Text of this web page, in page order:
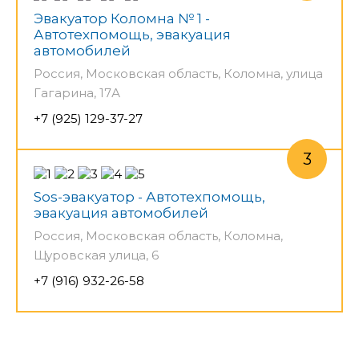
Эвакуатор Коломна № 1 -
Автотехпомощь, эвакуация
автомобилей
Россия, Московская область, Коломна, улица
Гагарина, 17А
+7 (925) 129-37-27
Sos-эвакуатор - Автотехпомощь,
эвакуация автомобилей
Россия, Московская область, Коломна,
Щуровская улица, 6
+7 (916) 932-26-58